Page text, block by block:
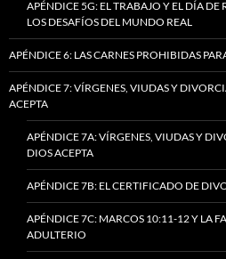
APÉNDICE 5G: EL TRABAJO Y EL DÍA
LOS DESAFÍOS DEL MUNDO REAL
APÉNDICE 6: LAS CARNES PROHIBIDAS
APÉNDICE 7: VÍRGENES, VIUDAS Y
ACEPTA
APÉNDICE 7A: VÍRGENES, VIUDAS Y
DIOS ACEPTA
APÉNDICE 7B: EL CERTIFICADO DE
APÉNDICE 7C: MARCOS 10:11-12 Y LA
ADULTERIO